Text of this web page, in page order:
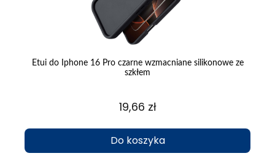
Etui do Iphone 16 Pro czarne wzmacniane silikonowe ze
szkłem
19,66 zł
Do koszyka